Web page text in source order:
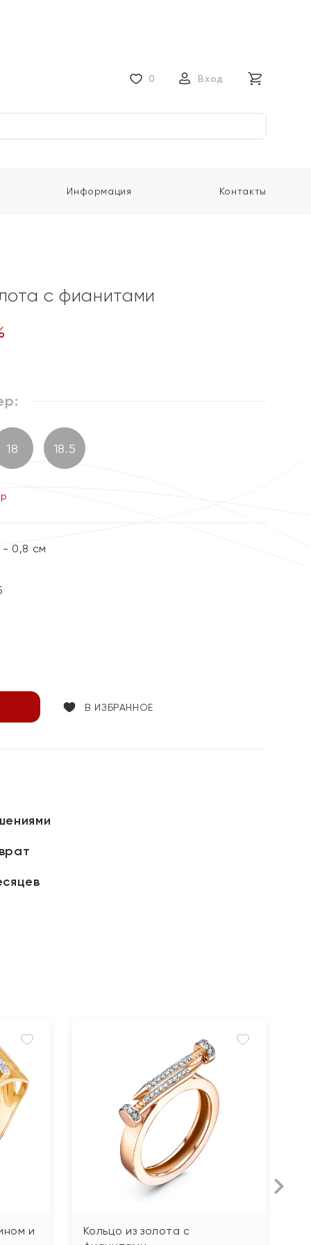
0 Вход
Информация Контакты
с фианитами
18 18.5
0,8 см
В ИЗБРАННОЕ
и
Кольцо из золота с